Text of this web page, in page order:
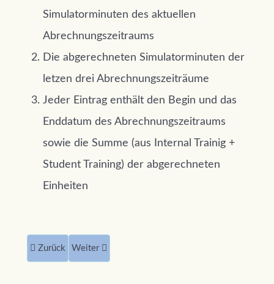
Simulatorminuten des aktuellen
Abrechnungszeitraums
Die abgerechneten Simulatorminuten der
letzen drei Abrechnungszeiträume
Jeder Eintrag enthält den Begin und das
Enddatum des Abrechnungszeitraums
sowie die Summe (aus Internal Trainig +
Student Training) der abgerechneten
Einheiten
Vorheriger Beitrag: School Log
Zurück Nächster Beitrag: Lessons
Weiter